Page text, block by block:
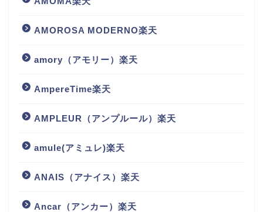
AMOROSA MODERNO楽天
amory（アモリー）楽天
AmpereTime楽天
AMPLEUR（アンプルール）楽天
amule(アミュレ)楽天
ANAIS（アナイス）楽天
Ancar（アンカー）楽天